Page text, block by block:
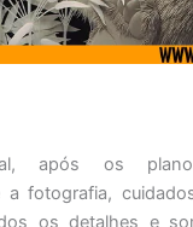
após os
fotografia,
os detalhes e